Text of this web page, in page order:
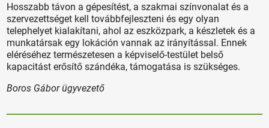
Hosszabb távon a gépesítést, a szakmai színvonalat és a
szervezettséget kell továbbfejleszteni és egy olyan
telephelyet kialakítani, ahol az eszközpark, a készletek és a
munkatársak egy lokáción vannak az irányítással. Ennek
eléréséhez természetesen a képviselő-testület belső
kapacitást erősítő szándéka, támogatása is szükséges.
Boros Gábor ügyvezető